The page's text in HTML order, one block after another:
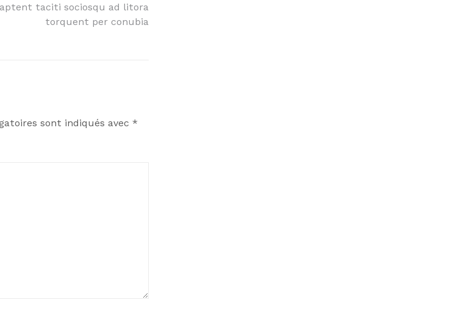
aptent taciti sociosqu ad litora
torquent per conubia
sont indiqués avec *